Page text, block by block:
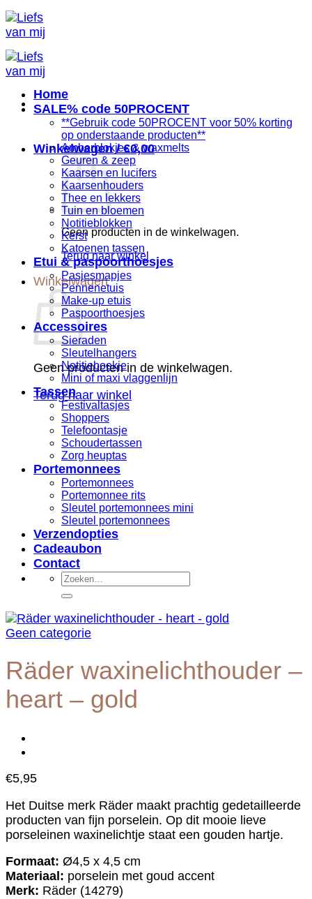
Ga
naar
inhoud
Winkelwagen /€0,00
Geen producten in de winkelwagen.
Terug naar winkel
Winkelwagen
Geen producten in de winkelwagen.
Terug naar winkel
Home
SALE% code 50PROCENT
**Gebruik code 50PROCENT voor 50% korting
op onderstaande producten**
Amberblokjes & waxmelts
Geuren & zeep
Kaarsen en lucifers
Kaarsenhouders
Thee en lekkers
Tuin en bloemen
Notitieblokken
Kerst
Katoenen tassen
Etui & paspoorthoesjes
Pasjesmapjes
Pennenetuis
Make-up etuis
Paspoorthoesjes
Accessoires
Sieraden
Sleutelhangers
Notitieboekje
Mini of maxi vlaggenlijn
Tassen
Festivaltasjes
Shoppers
Telefoontasje
Schoudertassen
Zorg heuptas
Portemonnees
Portemonnees
Portemonnee rits
Sleutel portemonnees mini
Sleutel portemonnees
Verzendopties
Cadeaubon
Contact
Zoeken
naar:
Geen categorie
Räder waxinelichthouder –
heart – gold
€5,95
Het Duitse merk Räder maakt prachtig gedetailleerde
producten van fijn porselein. Op dit mooie lieve
porseleinen waxinelichtje staat een gouden hartje.
Formaat: Ø4,5 x 4,5 cm
Materiaal: porselein met goud accent
Merk: Räder (14279)